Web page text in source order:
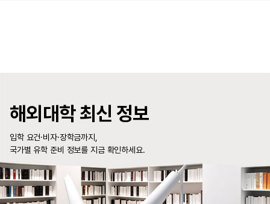
해외대학 최신 정보
입학 요건·비자·장학금까지,
국가별 유학 준비 정보를 지금 확인하세요.